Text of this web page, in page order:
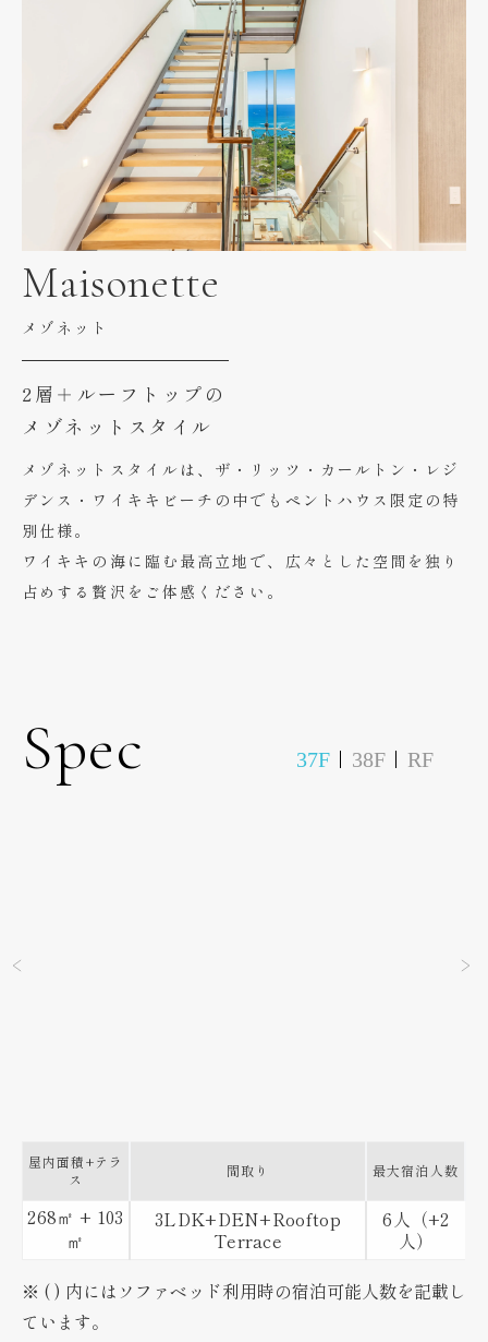
Maisonette
メゾネット
2層＋ルーフトップの
メゾネットスタイル
メゾネットスタイルは、ザ・リッツ・カールトン・レジ
デンス・ワイキキビーチの中でもペントハウス限定の特
別仕様。
ワイキキの海に臨む最高立地で、広々とした空間を独り
占めする贅沢をご体感ください。
Spec 37F 38F RF
屋内面積+テラ
ス
間取り 最大宿泊人数
268㎡ + 103
㎡
3LDK+DEN+Rooftop
Terrace
6人（+2
人）
※ ( ) 内にはソファベッド利用時の宿泊可能人数を記載し
ています。